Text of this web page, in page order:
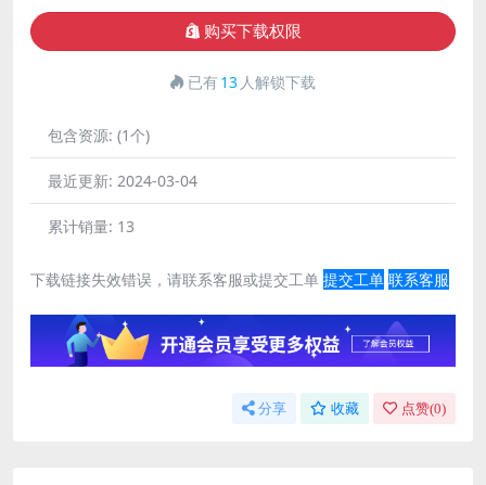
购买下载权限
已有13 人解锁下载
包含资源: (1个)
最近更新: 2024-03-04
累计销量: 13
下载链接失效错误，请联系客服或提交工单 提交工单 联系客服
分享 收藏 点赞(0)